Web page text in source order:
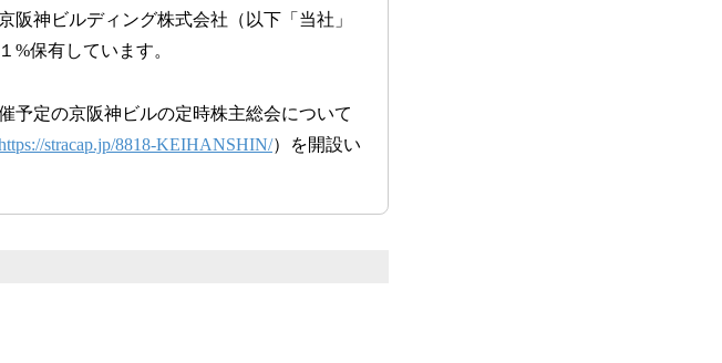
読
中
で
す
阪神ビルディング株式会社（以下「当社」
%保有しています。
予定の京阪神ビルの定時株主総会について
stracap.jp/8818-KEIHANSHIN/）を開設い